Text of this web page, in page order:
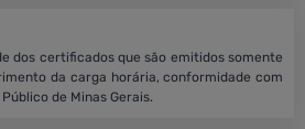
dos certificados que são emitidos somente
da carga horária, conformidade com
de Minas Gerais.